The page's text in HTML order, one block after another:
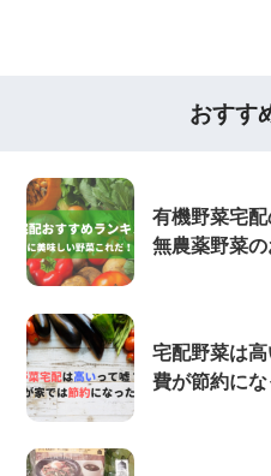
おすす
有機野菜宅
無農薬野菜の
宅配野菜は
費が節約にな